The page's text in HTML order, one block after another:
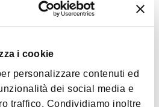
i cookie
personalizzare contenuti ed
dei social media e
traffico. Condividiamo inoltre